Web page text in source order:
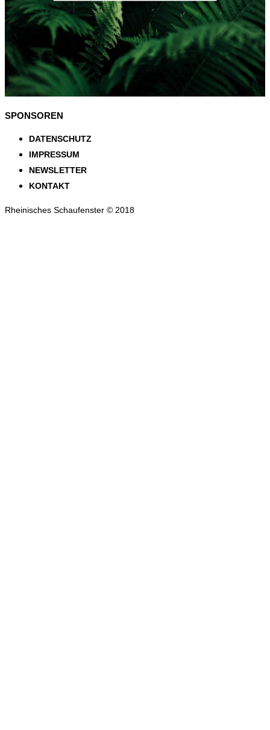
SPONSOREN
DATENSCHUTZ
IMPRESSUM
NEWSLETTER
KONTAKT
Rheinisches Schaufenster © 2018